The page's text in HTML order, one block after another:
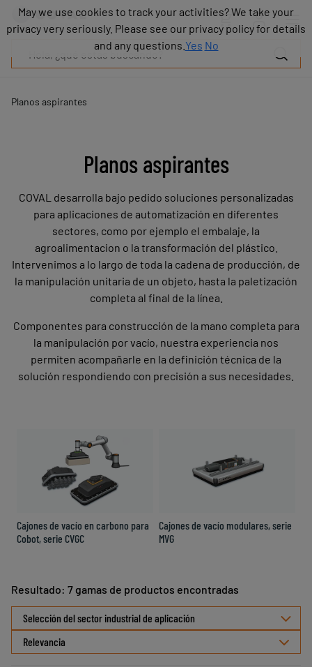
Planos aspirantes
Planos aspirantes
COVAL desarrolla bajo pedido soluciones personalizadas
para aplicaciones de automatización en diferentes
sectores, como por ejemplo el embalaje, la
agroalimentacion o la transformación del plástico.
Intervenimos a lo largo de toda la cadena de producción, de
la manipulación unitaria de un objeto, hasta la paletización
completa al final de la línea.
Componentes para construcción de la mano completa para
la manipulación por vacío, nuestra experiencia nos
permiten acompañarle en la definición técnica de la
solución respondiendo con precisión a sus necesidades.
Cajones de vacío en carbono para
Cobot, serie CVGC
Cajones de vacío modulares, serie
MVG
Resultado: 7 gamas de productos encontradas
Seleccionar
ordenamiento
Selección del sector industrial de aplicación
Productos
Industrias
Recursos
Contacto
May we use cookies to track your activities? We take your
privacy very seriously. Please see our privacy policy for details
and any questions. Yes No
May we use cookies to track your activities? We take your
privacy very seriously. Please see our privacy policy for details
and any questions. Yes No